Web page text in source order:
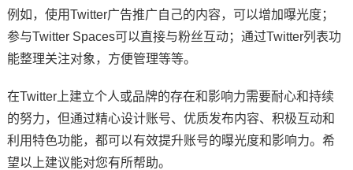
例如，使用Twitter广告推广自己的内容，可以增加曝光度；
参与Twitter Spaces可以直接与粉丝互动；通过Twitter列表功
能整理关注对象，方便管理等等。
在Twitter上建立个人或品牌的存在和影响力需要耐心和持续
的努力，但通过精心设计账号、优质发布内容、积极互动和
利用特色功能，都可以有效提升账号的曝光度和影响力。希
望以上建议能对您有所帮助。